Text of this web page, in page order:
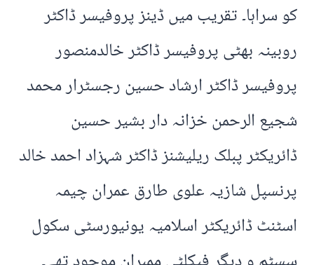
کو سراہا۔ تقریب میں ڈینز پروفیسر ڈاکٹر
روبینہ بھٹی پروفیسر ڈاکٹر خالدمنصور
پروفیسر ڈاکٹر ارشاد حسین رجسٹرار محمد
شجیع الرحمن خزانہ دار بشیر حسین
ڈائریکٹر پبلک ریلیشنز ڈاکٹر شہزاد احمد خالد
پرنسپل شازیہ علوی طارق عمران چیمہ
اسٹنٹ ڈائریکٹر اسلامیہ یونیورسٹی سکول